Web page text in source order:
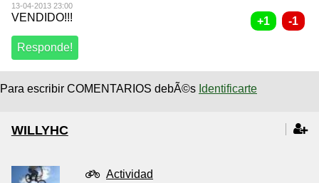
13-04-2013 23:00
VENDIDO!!!
Para escribir COMENTARIOS debÃ©s Identificarte
WILLYHC
Actividad